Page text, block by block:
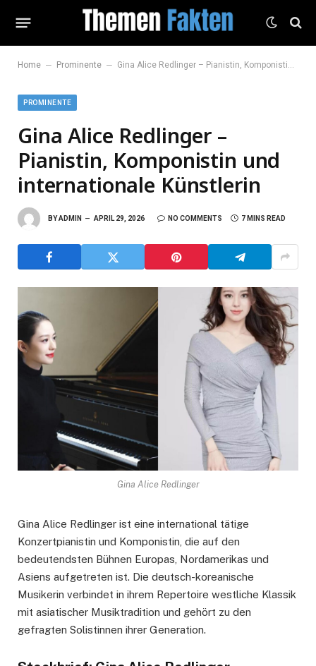
Home – Prominente – Gina Alice Redlinger – Pianistin, Komponistin und internationale Künstlerin
PROMINENTE
Gina Alice Redlinger –
Pianistin, Komponistin und
internationale Künstlerin
BYADMIN APRIL 29, 2026 NO COMMENTS 7 MINS READ
Gina Alice Redlinger
Gina Alice Redlinger ist eine international tätige
Konzertpianistin und Komponistin, die auf den
bedeutendsten Bühnen Europas, Nordamerikas und
Asiens aufgetreten ist. Die deutsch-koreanische
Musikerin verbindet in ihrem Repertoire westliche Klassik
mit asiatischer Musiktradition und gehört zu den
gefragten Solistinnen ihrer Generation.